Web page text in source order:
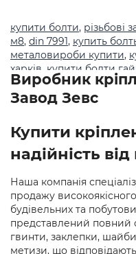
купити болти, різьбові
м8, din 7991, купить
металовироби купити,
харків купити болти
болты,шурупи,
кроком,магазин
Кранові
603,din 7981 ,заклепки,
алюмінієва,болт м3,
,din 912
болт м 10,din934,
болт м5 под
шаг 1,болт м9, болт м 24
6334,din 929 ,дин 912 ,
крепёжный магазин,
крепеж харьков,
Виробник
Завод Зевс
Купити
надійність
Наша компанія
продажу
будівельних та
представлений повний
гвинти, заклепки,
метизи, що